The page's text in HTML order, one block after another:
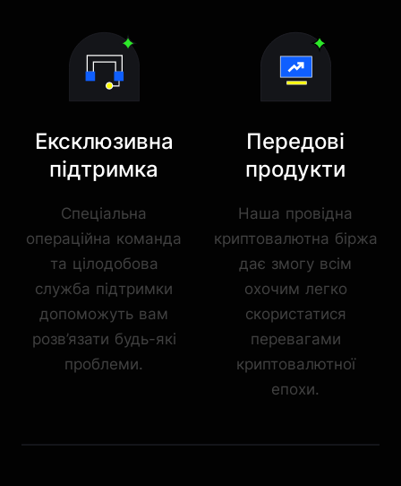
Ексклюзивна
підтримка
Спеціальна
операційна команда
та цілодобова
служба підтримки
допоможуть вам
розв’язати будь-які
проблеми.
Передові
продукти
Наша провідна
криптовалютна біржа
дає змогу всім
охочим легко
скористатися
перевагами
криптовалютної
епохи.